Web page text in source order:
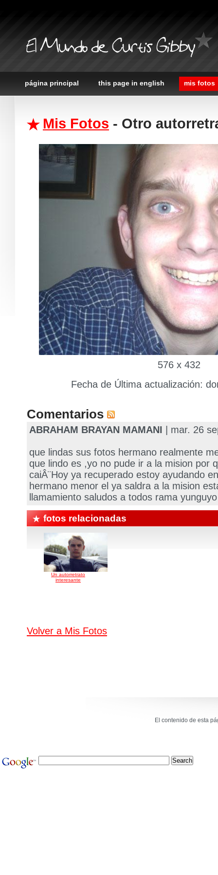
El Mundo de Curtis Gibby
página principal this page in english mis fotos
Mis Fotos - Otro
576 x 432
Fecha de Última actualización:
Comentarios
ABRAHAM BRAYAN MAMANI | mar. 26
que lindas sus fotos hermano realmente
que lindo es ,yo no pude ir a la mision por
caiÂ¨Hoy ya recuperado estoy ayudando
hermano menor el ya saldra a la mision
llamamiento saludos a todos rama
fotos relacionadas
Un autorretrato
interesante
Volver a Mis Fotos
El contenido de esta